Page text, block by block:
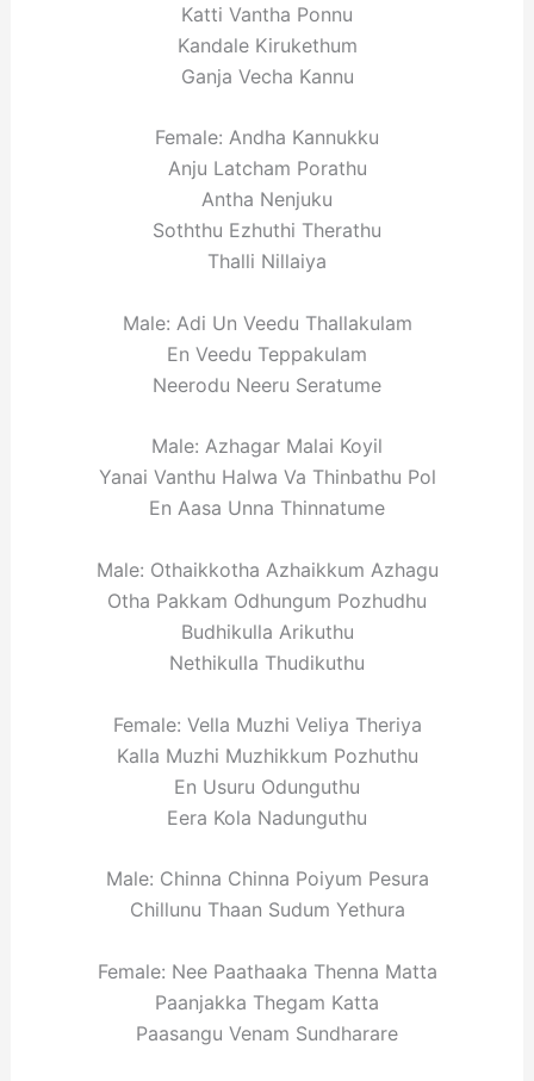
Katti Vantha Ponnu
Kandale Kirukethum
Ganja Vecha Kannu
Female: Andha Kannukku
Anju Latcham Porathu
Antha Nenjuku
Soththu Ezhuthi Therathu
Thalli Nillaiya
Male: Adi Un Veedu Thallakulam
En Veedu Teppakulam
Neerodu Neeru Seratume
Male: Azhagar Malai Koyil
Yanai Vanthu Halwa Va Thinbathu Pol
En Aasa Unna Thinnatume
Male: Othaikkotha Azhaikkum Azhagu
Otha Pakkam Odhungum Pozhudhu
Budhikulla Arikuthu
Nethikulla Thudikuthu
Female: Vella Muzhi Veliya Theriya
Kalla Muzhi Muzhikkum Pozhuthu
En Usuru Odunguthu
Eera Kola Nadunguthu
Male: Chinna Chinna Poiyum Pesura
Chillunu Thaan Sudum Yethura
Female: Nee Paathaaka Thenna Matta
Paanjakka Thegam Katta
Paasangu Venam Sundharare